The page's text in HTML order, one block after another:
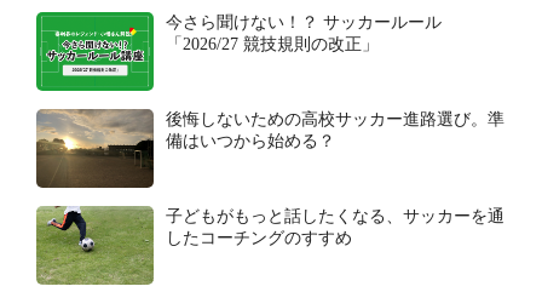
今さら聞けない！？ サッカールール
「2026/27 競技規則の改正」
後悔しないための高校サッカー進路選び。準
備はいつから始める？
子どもがもっと話したくなる、サッカーを通
したコーチングのすすめ